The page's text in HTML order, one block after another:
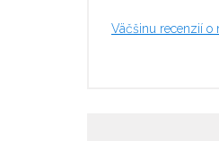
Väčšinu recenzií o